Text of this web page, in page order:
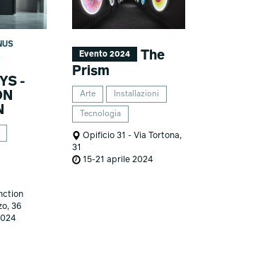
-
36
Evento 2024
The
Prism
Arte Installazioni
Tecnologia
Opificio 31 - Via Tortona,
31
15-21 aprile 2024